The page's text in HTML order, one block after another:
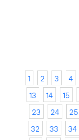
1 2 3 4
13
14 15
23
24 25
32
33 34